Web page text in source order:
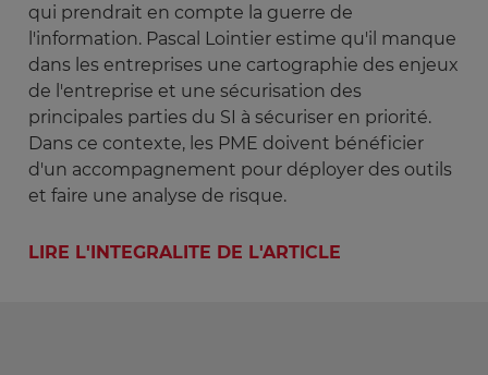
qui prendrait en compte la guerre de
l'information. Pascal Lointier estime qu'il manque
dans les entreprises une cartographie des enjeux
de l'entreprise et une sécurisation des
principales parties du SI à sécuriser en priorité.
Dans ce contexte, les PME doivent bénéficier
d'un accompagnement pour déployer des outils
et faire une analyse de risque.
LIRE L'INTEGRALITE DE L'ARTICLE